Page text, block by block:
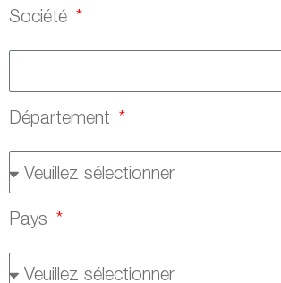
Société
Département
Pays